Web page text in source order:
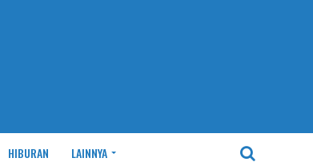
HIBURAN LAINNYA